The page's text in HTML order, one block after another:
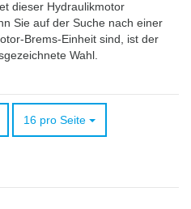
dieser Hydraulikmotor
Sie auf der Suche nach einer
Brems-Einheit sind, ist der
Wahl.
16 pro Seite
pro Seite